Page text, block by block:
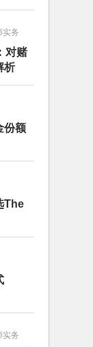
实务
对赌
析
份额
The
实务